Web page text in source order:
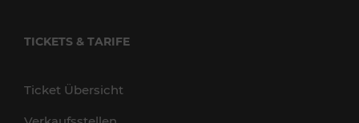
TICKETS & TARIFE
Ticket Übersicht